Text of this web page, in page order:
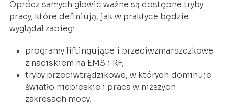
Oprócz samych głowic ważne są dostępne tryby
pracy, które definiują, jak w praktyce będzie
wyglądał zabieg:
programy liftingujące i przeciwzmarszczkowe
z naciskiem na EMS i RF,
tryby przeciwtrądzikowe, w których dominuje
światło niebieskie i praca w niższych
zakresach mocy,